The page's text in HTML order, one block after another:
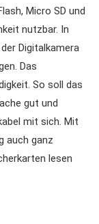
Micro SD und
nutzbar. In
Digitalkamera
Das
So soll das
gut und
mit sich. Mit
auch ganz
lesen